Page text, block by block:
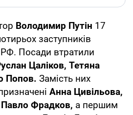
Володимир Путін 17
заступників
РФ. Посади втратили
Цаліков, Тетяна
Попов. Замість них
Анна Цивільова,
Фрадков, а першим